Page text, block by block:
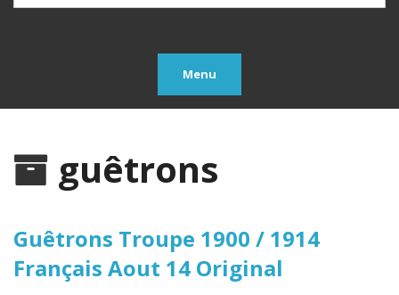
Menu
guêtrons
Guêtrons Troupe 1900 / 1914
Français Aout 14 Original